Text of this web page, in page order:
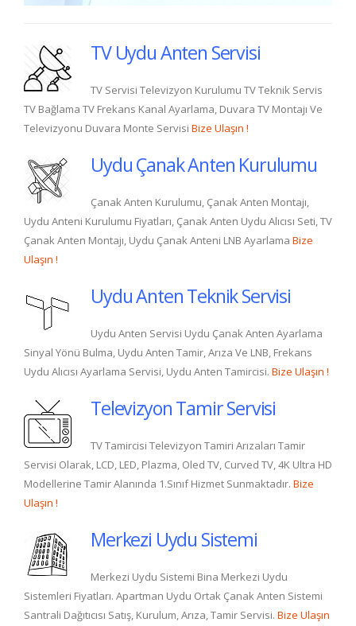
TV Uydu Anten Servisi
TV Servisi Televizyon Kurulumu TV Teknik Servis
TV Bağlama TV Frekans Kanal Ayarlama, Duvara TV Montajı Ve
Televizyonu Duvara Monte Servisi Bize Ulaşın !
Uydu Çanak Anten Kurulumu
Çanak Anten Kurulumu, Çanak Anten Montajı,
Uydu Anteni Kurulumu Fiyatları, Çanak Anten Uydu Alıcısı Seti, TV
Çanak Anten Montajı, Uydu Çanak Anteni LNB Ayarlama Bize
Ulaşın !
Uydu Anten Teknik Servisi
Uydu Anten Servisi Uydu Çanak Anten Ayarlama
Sinyal Yönü Bulma, Uydu Anten Tamir, Arıza Ve LNB, Frekans
Uydu Alıcısı Ayarlama Servisi, Uydu Anten Tamircisi. Bize Ulaşın !
Televizyon Tamir Servisi
TV Tamircisi Televizyon Tamiri Arızaları Tamir
Servisi Olarak, LCD, LED, Plazma, Oled TV, Curved TV, 4K Ultra HD
Modellerine Tamir Alanında 1.Sınıf Hizmet Sunmaktadır. Bize
Ulaşın !
Merkezi Uydu Sistemi
Merkezi Uydu Sistemi Bina Merkezi Uydu
Sistemleri Fiyatları. Apartman Uydu Ortak Çanak Anten Sistemi
Santrali Dağıtıcısı Satış, Kurulum, Arıza, Tamir Servisi. Bize Ulaşın